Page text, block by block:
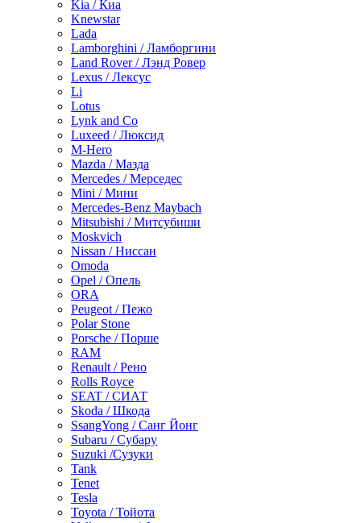
Kia / Киа
Knewstar
Lada
Lamborghini / Ламборгини
Land Rover / Лэнд Ровер
Lexus / Лексус
Li
Lotus
Lynk and Co
Luxeed / Люксид
M-Hero
Mazda / Мазда
Mercedes / Мерседес
Mini / Мини
Mercedes-Benz Maybach
Mitsubishi / Митсубиши
Moskvich
Nissan / Ниссан
Omoda
Opel / Опель
ORA
Peugeot / Пежо
Polar Stone
Porsche / Порше
RAM
Renault / Рено
Rolls Royce
SEAT / СИАТ
Skoda / Шкода
SsangYong / Санг Йонг
Subaru / Субару
Suzuki /Сузуки
Tank
Tenet
Tesla
Toyota / Тойота